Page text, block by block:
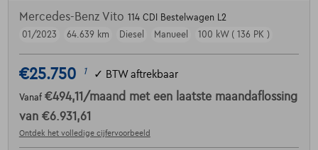
Mercedes-Benz Vito 114 CDI Bestelwagen L2
01/2023
64.639 km Diesel Manueel 100 kW ( 136 PK )
€25.750 1 ✓ BTW aftrekbaar
Vanaf €494,11 /maand met een laatste maandaflossing
van €6.931,61
Ontdek het volledige cijfervoorbeeld